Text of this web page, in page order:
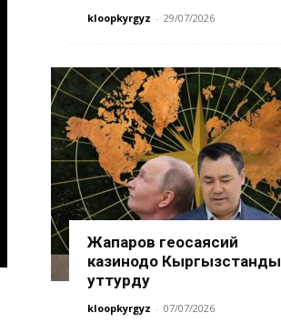
kloopkyrgyz - 29/07/2026
Жапаров геосаясий
казинодо Кыргызстанды
уттурду
kloopkyrgyz - 07/07/2026